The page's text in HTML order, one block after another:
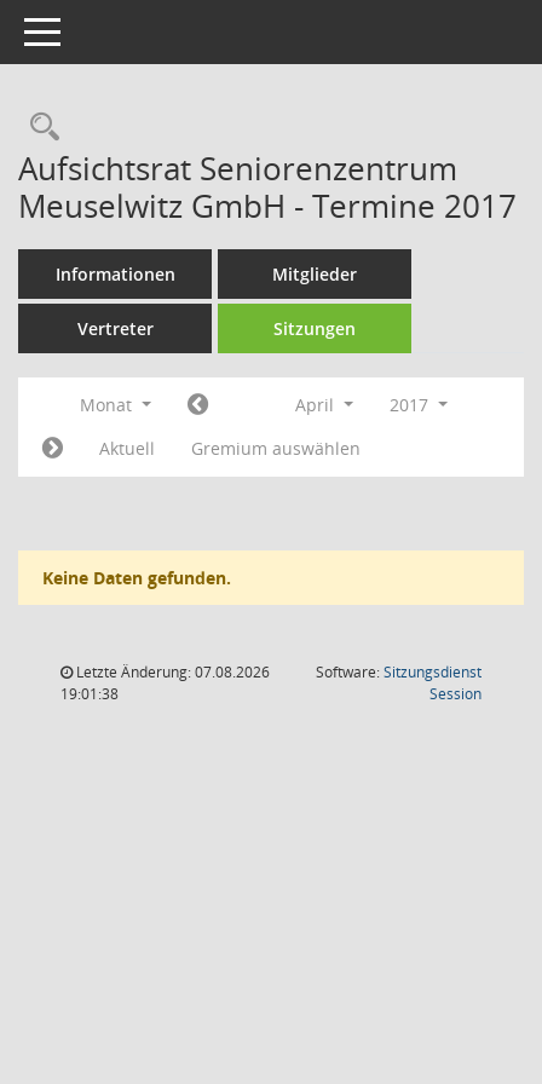
Toggle navigation
Rechercheauswahl
Aufsichtsrat Seniorenzentrum
Meuselwitz GmbH - Termine 2017
Informationen Mitglieder
Vertreter Sitzungen
Monat April
2017
Aktuell
Gremium auswählen
Keine Daten gefunden.
Letzte Änderung: 07.08.2026
19:01:38
Software:Sitzungsdienst
Session(Wird in